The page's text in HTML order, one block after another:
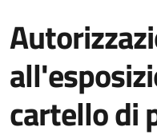
cartello di